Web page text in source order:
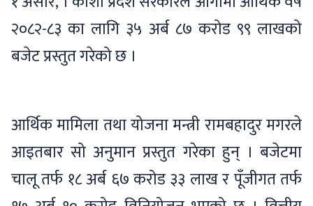
२०८२-८३ का लागि ३५ अर्ब ८७ करोड ९९ लाखको
बजेट प्रस्तुत गरेको छ ।
आर्थिक मामिला तथा योजना मन्त्री रामबहादुर मगरले
आइतबार सो अनुमान प्रस्तुत गरेका हुन् । बजेटमा
चालू तर्फ १८ अर्ब ६७ करोड ३३ लाख र पूँजीगत तर्फ